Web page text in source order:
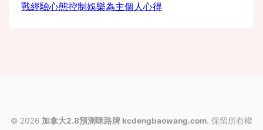
戰經驗心態控制娛樂為主個人心得
© 2026 加拿大2.8預測咪路牌 kcdengbaowang.com. 保留所有權